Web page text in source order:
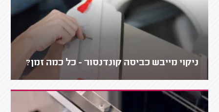
ניקוי מייבש כביסה קונדנסור - כל כמה זמן?